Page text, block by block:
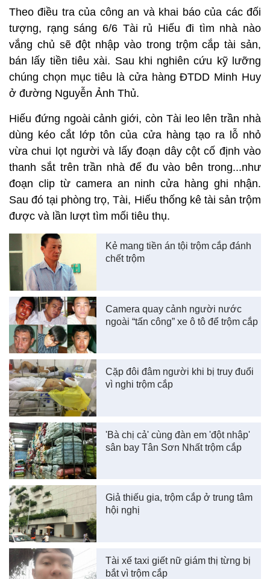
Theo điều tra của công an và khai báo của các đối
tượng, rạng sáng 6/6 Tài rủ Hiếu đi tìm nhà nào
vắng chủ sẽ đột nhập vào trong trộm cắp tài sản,
bán lấy tiền tiêu xài. Sau khi nghiên cứu kỹ lưỡng
chúng chọn mục tiêu là cửa hàng ĐTDD Minh Huy
ở đường Nguyễn Ảnh Thủ.
Hiếu đứng ngoài cảnh giới, còn Tài leo lên trần nhà
dùng kéo cắt lớp tôn của cửa hàng tạo ra lỗ nhỏ
vừa chui lọt người và lấy đoạn dây cột cố định vào
thanh sắt trên trần nhà để đu vào bên trong...như
đoạn clip từ camera an ninh cửa hàng ghi nhận.
Sau đó tại phòng trọ, Tài, Hiếu thống kê tài sản trộm
được và lần lượt tìm mối tiêu thụ.
Kẻ mang tiền án tội trộm cắp đánh
chết trộm
Camera quay cảnh người nước
ngoài “tấn công” xe ô tô để trộm cắp
Cặp đôi đâm người khi bị truy đuổi
vì nghi trộm cắp
'Bà chị cả' cùng đàn em 'đột nhập'
sân bay Tân Sơn Nhất trộm cắp
Giả thiếu gia, trộm cắp ở trung tâm
hội nghị
Tài xế taxi giết nữ giám thị từng bị
bắt vì trộm cắp